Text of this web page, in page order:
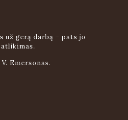
už gerą darbą – pats jo
atlikimas.
V. Emersonas.